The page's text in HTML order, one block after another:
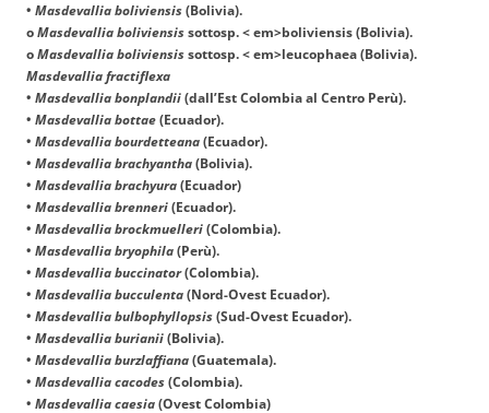
• Masdevallia boliviensis (Bolivia).
o Masdevallia boliviensis sottosp. < em>boliviensis (Bolivia).
o Masdevallia boliviensis sottosp. < em>leucophaea (Bolivia).
Masdevallia fractiflexa
• Masdevallia bonplandii (dall’Est Colombia al Centro Perù).
• Masdevallia bottae (Ecuador).
• Masdevallia bourdetteana (Ecuador).
• Masdevallia brachyantha (Bolivia).
• Masdevallia brachyura (Ecuador)
• Masdevallia brenneri (Ecuador).
• Masdevallia brockmuelleri (Colombia).
• Masdevallia bryophila (Perù).
• Masdevallia buccinator(Colombia).
• Masdevallia bucculenta (Nord-Ovest Ecuador).
• Masdevallia bulbophyllopsis (Sud-Ovest Ecuador).
• Masdevallia burianii (Bolivia).
• Masdevallia burzlaffiana (Guatemala).
• Masdevallia cacodes (Colombia).
• Masdevallia caesia (Ovest Colombia)